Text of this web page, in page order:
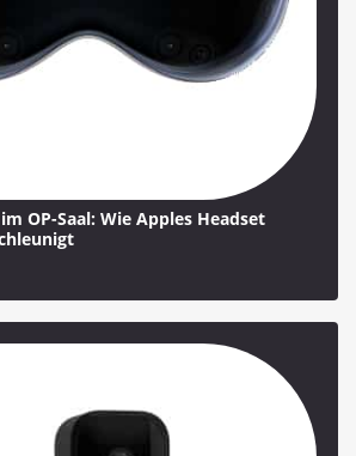
OP-Saal: Wie Apples Headset